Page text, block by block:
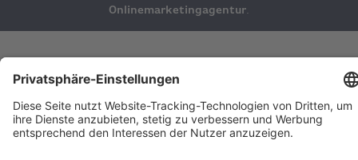
Onlinemarketingagentur.